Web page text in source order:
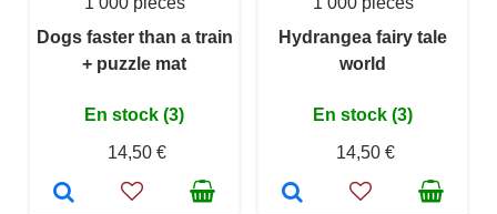
Dogs faster than a train
+ puzzle mat
En stock (3)
14,50 €
Hydrangea fairy tale
world
En stock (3)
14,50 €